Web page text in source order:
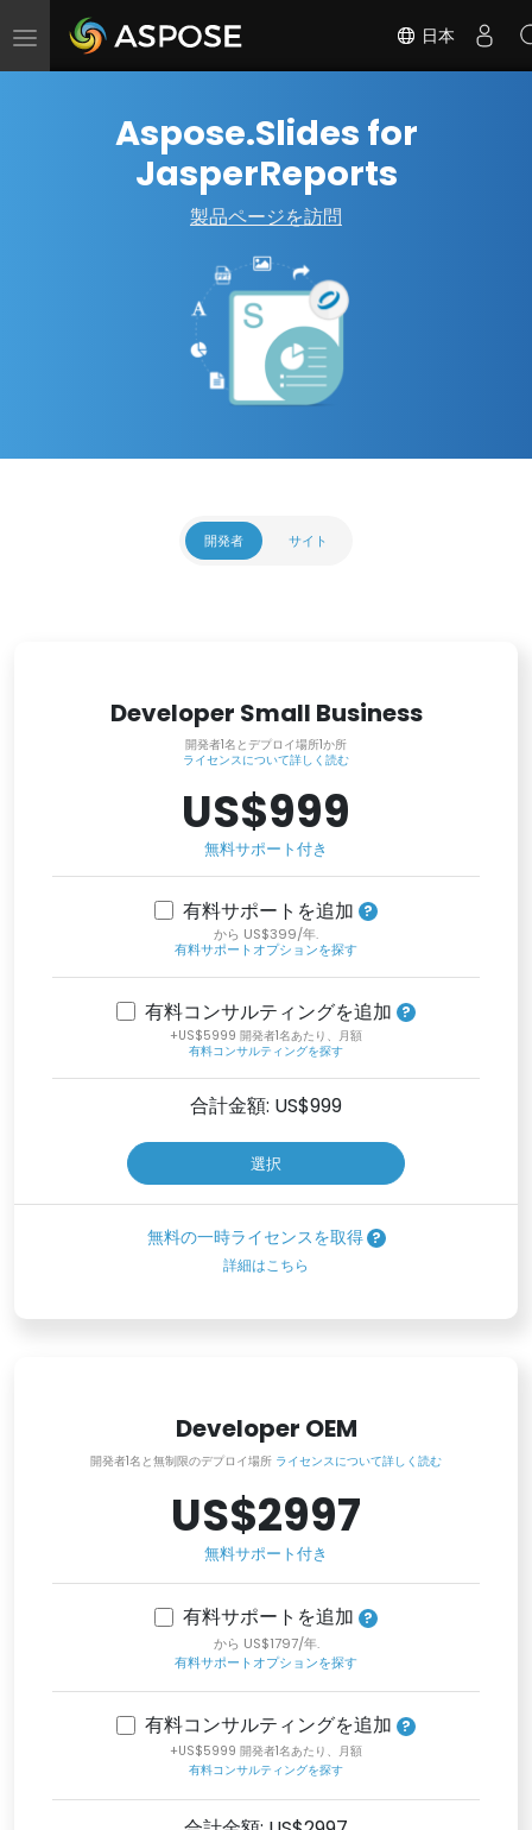
ナ
日本
Aspose.Slides for
JasperReports
製品ページを訪問
開発者 サイト
Developer Small Business
開発者1名とデプロイ場所1か所
ライセンスについて詳しく読む
US$999
無料サポート付き
有料サポートを追加
から US$399/年.
有料サポートオプションを探す
有料コンサルティングを追加
+US$5999 開発者1名あたり、月額
有料コンサルティングを探す
合計金額: US$999
選択
無料の一時ライセンスを取得
詳細はこちら
Developer OEM
開発者1名と無制限のデプロイ場所 ライセンスについて詳しく読む
US$2997
無料サポート付き
有料サポートを追加
から US$1797/年.
有料サポートオプションを探す
有料コンサルティングを追加
+US$5999 開発者1名あたり、月額
有料コンサルティングを探す